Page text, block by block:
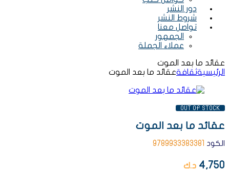
دور النشر
شروط النشر
تواصل معنا
الجمهور
عملاء الجملة
عقائد ما بعد الموت
الرئيسيةثقافةعقائد ما بعد الموت
AVAILABILITY:
OUT OF STOCK
عقائد ما بعد الموت
الكود 9789933383381
4,750 د.ك